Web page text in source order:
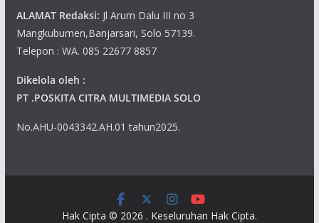
ALAMAT Redaksi: Jl Arum Dalu III no 3
Mangkubumen,Banjarsari, Solo 57139.
Telepon : WA. 085 22677 8857
Dikelola oleh :
PT .POSKITA CITRA MULTIMEDIA SOLO
No.AHU-0043342.AH.01 tahun2025.
Hak Cipta © 2026 . Keseluruhan Hak Cipta.